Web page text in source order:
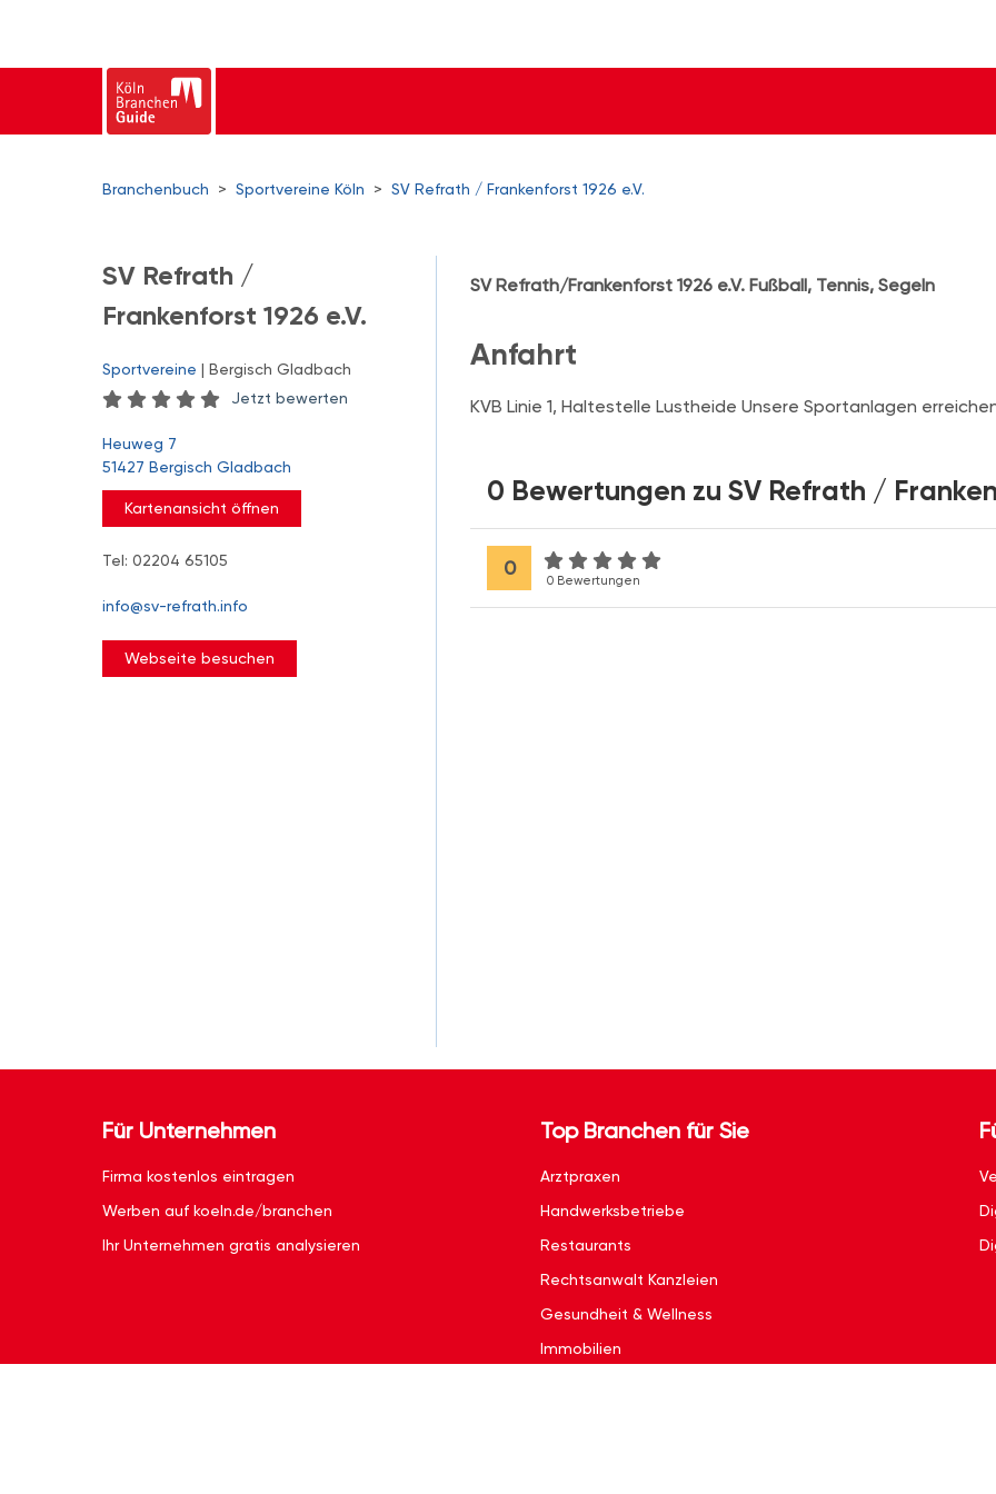
Branchenbuch > Sportvereine Köln > SV Refrath / Frankenforst 1926 e.V.
SV Refrath /
Frankenforst 1926 e.V.
Sportvereine | Bergisch Gladbach
Jetzt bewerten
Heuweg 7
51427 Bergisch Gladbach
Kartenansicht öffnen
Tel: 02204 65105
info@sv-refrath.info
Webseite besuchen
SV Refrath/Frankenforst 1926 e.V. Fußball, Tennis, Segeln
Anfahrt
KVB Linie 1, Haltestelle Lustheide Unsere Sportanlagen
0 Bewertungen zu SV Refrath /
0
0 Bewertungen
Für Unternehmen
Firma kostenlos eintragen
Werben auf koeln.de/branchen
Ihr Unternehmen gratis analysieren
Top Branchen für Sie
Arztpraxen
Handwerksbetriebe
Restaurants
Rechtsanwalt Kanzleien
Gesundheit & Wellness
Immobilien